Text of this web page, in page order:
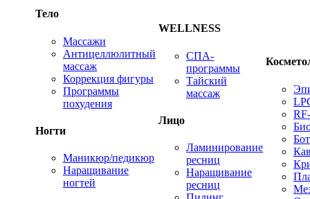
Тело
Массажи
Антицеллюлитный
массаж
Коррекция фигуры
Программы
похудения
Ногти
Маникюр/педикюр
Наращивание
ногтей
WELLNESS
СПА-
программы
Тайский
массаж
Лицо
Ламинирование
ресниц
Наращивание
ресниц